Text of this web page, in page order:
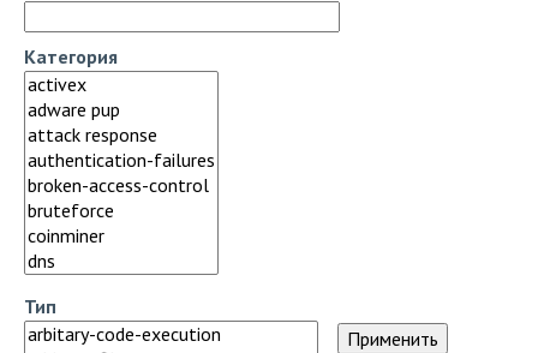
Категория
Тип